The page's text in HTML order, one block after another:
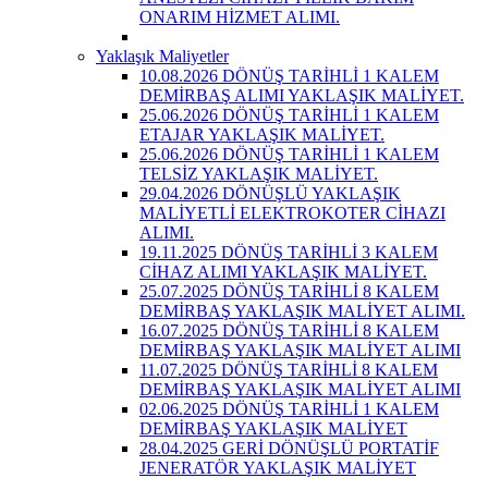
ONARIM HİZMET ALIMI.
Yaklaşık Maliyetler
10.08.2026 DÖNÜŞ TARİHLİ 1 KALEM
DEMİRBAŞ ALIMI YAKLAŞIK MALİYET.
25.06.2026 DÖNÜŞ TARİHLİ 1 KALEM
ETAJAR YAKLAŞIK MALİYET.
25.06.2026 DÖNÜŞ TARİHLİ 1 KALEM
TELSİZ YAKLAŞIK MALİYET.
29.04.2026 DÖNÜŞLÜ YAKLAŞIK
MALİYETLİ ELEKTROKOTER CİHAZI
ALIMI.
19.11.2025 DÖNÜŞ TARİHLİ 3 KALEM
CİHAZ ALIMI YAKLAŞIK MALİYET.
25.07.2025 DÖNÜŞ TARİHLİ 8 KALEM
DEMİRBAŞ YAKLAŞIK MALİYET ALIMI.
16.07.2025 DÖNÜŞ TARİHLİ 8 KALEM
DEMİRBAŞ YAKLAŞIK MALİYET ALIMI
11.07.2025 DÖNÜŞ TARİHLİ 8 KALEM
DEMİRBAŞ YAKLAŞIK MALİYET ALIMI
02.06.2025 DÖNÜŞ TARİHLİ 1 KALEM
DEMİRBAŞ YAKLAŞIK MALİYET
28.04.2025 GERİ DÖNÜŞLÜ PORTATİF
JENERATÖR YAKLAŞIK MALİYET